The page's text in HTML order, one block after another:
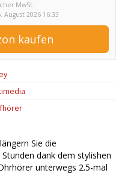
MwSt.
2026 16:33
kaufen
Sie die
dank dem stylishen
unterwegs 2.5-mal